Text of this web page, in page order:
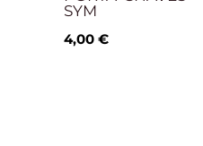
SYM
4,00 €